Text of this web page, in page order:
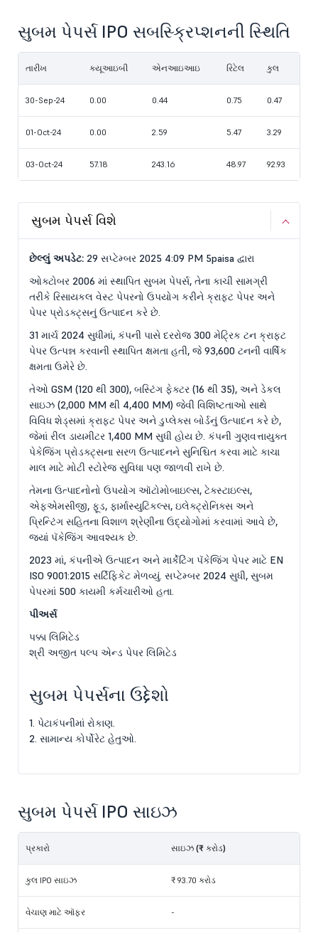
સુબમ પેપર્સ IPO સબસ્ક્રિપ્શનની સ્થિતિ
તારીખ ક્યૂઆઇબી એનઆઇઆઇ રિટેલ કુલ
30-Sep-24 0.00 0.44 0.75 0.47
01-Oct-24 0.00 2.59 5.47 3.29
03-Oct-24 57.18 243.16 48.97 92.93
સુબમ પેપર્સ વિશે
છેલ્લું અપડેટ: 29 સપ્ટેમ્બર 2025 4:09 PM 5paisa દ્વારા
ઓક્ટોબર 2006 માં સ્થાપિત સુબમ પેપર્સ, તેના કાચી સામગ્રી
તરીકે રિસાયકલ વેસ્ટ પેપરનો ઉપયોગ કરીને ક્રાફ્ટ પેપર અને
પેપર પ્રોડક્ટ્સનું ઉત્પાદન કરે છે.
31 માર્ચ 2024 સુધીમાં, કંપની પાસે દરરોજ 300 મેટ્રિક ટન ક્રાફ્ટ
પેપર ઉત્પન્ન કરવાની સ્થાપિત ક્ષમતા હતી, જે 93,600 ટનની વાર્ષિક
ક્ષમતા ઉમેરે છે.
તેઓ GSM (120 થી 300), બસ્ટિંગ ફેક્ટર (16 થી 35), અને ડેકલ
સાઇઝ (2,000 MM થી 4,400 MM) જેવી વિશિષ્ટતાઓ સાથે
વિવિધ શેડ્સમાં ક્રાફ્ટ પેપર અને ડુપ્લેક્સ બોર્ડનું ઉત્પાદન કરે છે,
જેમાં રીલ ડાયમીટર 1,400 MM સુધી હોય છે. કંપની ગુણવત્તાયુક્ત
પેકેજિંગ પ્રોડક્ટ્સના સરળ ઉત્પાદનને સુનિશ્ચિત કરવા માટે કાચા
માલ માટે મોટી સ્ટોરેજ સુવિધા પણ જાળવી રાખે છે.
તેમના ઉત્પાદનોનો ઉપયોગ ઑટોમોબાઇલ્સ, ટેક્સ્ટાઇલ્સ,
એફએમસીજી, ફૂડ, ફાર્માસ્યુટિકલ્સ, ઇલેક્ટ્રોનિક્સ અને
પ્રિન્ટિંગ સહિતના વિશાળ શ્રેણીના ઉદ્યોગોમાં કરવામાં આવે છે,
જ્યાં પૅકેજિંગ આવશ્યક છે.
2023 માં, કંપનીએ ઉત્પાદન અને માર્કેટિંગ પૅકેજિંગ પેપર માટે EN
ISO 9001:2015 સર્ટિફિકેટ મેળવ્યું. સપ્ટેમ્બર 2024 સુધી, સુબમ
પેપરમાં 500 કાયમી કર્મચારીઓ હતા.
પીઅર્સ
પક્કા લિમિટેડ
શ્રી અજીત પલ્પ એન્ડ પેપર લિમિટેડ
સુબમ પેપર્સના ઉદ્દેશો
1. પેટાકંપનીમાં રોકાણ.
2. સામાન્ય કોર્પોરેટ હેતુઓ.
સુબમ પેપર્સ IPO સાઇઝ
પ્રકારો સાઇઝ (₹ કરોડ)
કુલ IPO સાઇઝ ₹ 93.70 કરોડ
વેચાણ માટે ઑફર -